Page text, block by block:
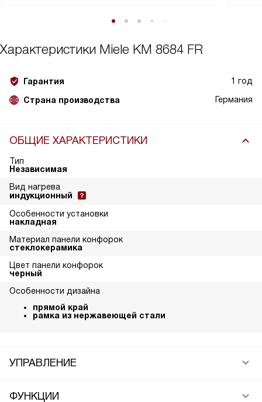
Характеристики Miele KM 8684 FR
Гарантия 1 год
Страна производства Германия
ОБЩИЕ ХАРАКТЕРИСТИКИ
Тип
Независимая
Вид нагрева
индукционный
Особенности установки
накладная
Материал панели конфорок
стеклокерамика
Цвет панели конфорок
черный
Особенности дизайна
прямой край
рамка из нержавеющей стали
УПРАВЛЕНИЕ
ФУНКЦИИ